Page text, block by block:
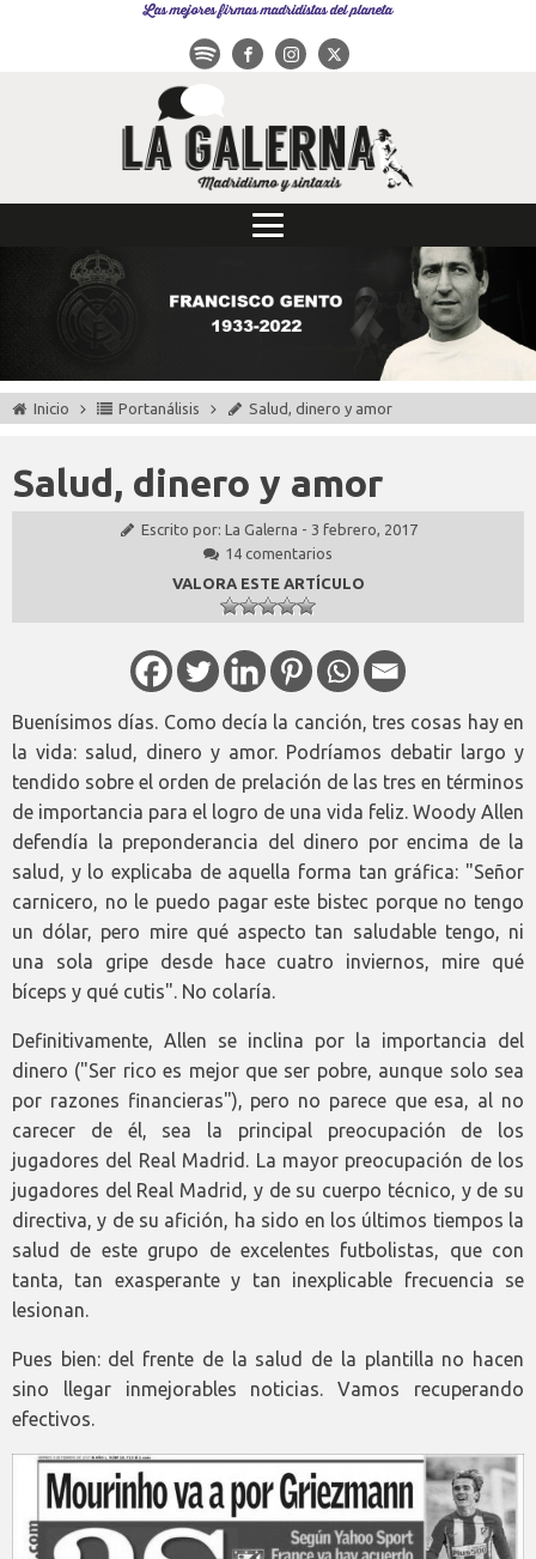
Las mejores firmas madridistas del planeta
Inicio Portanálisis Salud, dinero y amor
Salud, dinero y amor
Escrito por: La Galerna - 3 febrero, 2017
14 comentarios
VALORA ESTE ARTÍCULO
Buenísimos días. Como decía la canción, tres cosas hay en
la vida: salud, dinero y amor. Podríamos debatir largo y
tendido sobre el orden de prelación de las tres en términos
de importancia para el logro de una vida feliz. Woody Allen
defendía la preponderancia del dinero por encima de la
salud, y lo explicaba de aquella forma tan gráfica: "Señor
carnicero, no le puedo pagar este bistec porque no tengo
un dólar, pero mire qué aspecto tan saludable tengo, ni
una sola gripe desde hace cuatro inviernos, mire qué
bíceps y qué cutis". No colaría.
Definitivamente, Allen se inclina por la importancia del
dinero ("Ser rico es mejor que ser pobre, aunque solo sea
por razones financieras"), pero no parece que esa, al no
carecer de él, sea la principal preocupación de los
jugadores del Real Madrid. La mayor preocupación de los
jugadores del Real Madrid, y de su cuerpo técnico, y de su
directiva, y de su afición, ha sido en los últimos tiempos la
salud de este grupo de excelentes futbolistas, que con
tanta, tan exasperante y tan inexplicable frecuencia se
lesionan.
Pues bien: del frente de la salud de la plantilla no hacen
sino llegar inmejorables noticias. Vamos recuperando
efectivos.